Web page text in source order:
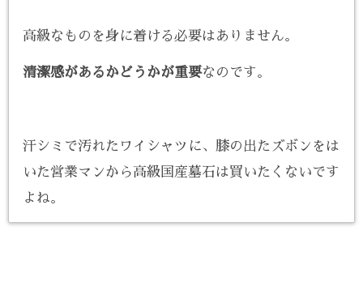
高級なものを身に着ける必要はありません。
清潔感があるかどうかが重要なのです。
汗シミで汚れたワイシャツに、膝の出たズボンをは
いた営業マンから高級国産墓石は買いたくないです
よね。